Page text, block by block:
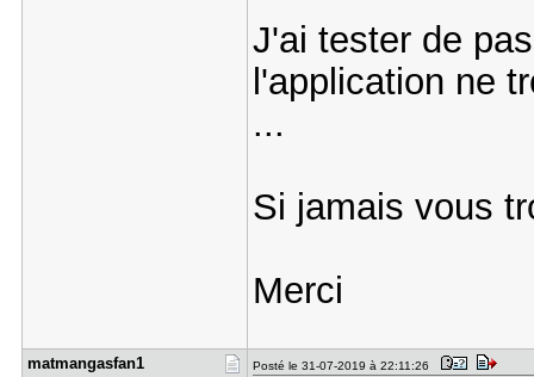
J'ai tester de
l'application ne
...
Si jamais vous
Merci
matmangasf​an1 Posté le 31-07-2019 à 22:11:26